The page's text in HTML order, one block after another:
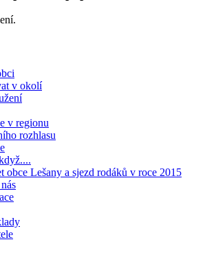
v okolí
v regionu
rozhlasu
obce Lešany a sjezd rodáků v roce 2015